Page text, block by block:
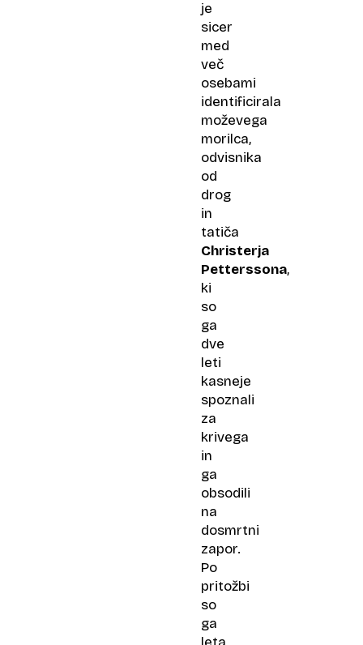
je
sicer
med
več
osebami
identificirala
moževega
morilca,
odvisnika
od
drog
in
tatiča
Christerja
Petterssona,
ki
so
ga
dve
leti
kasneje
spoznali
za
krivega
in
ga
obsodili
na
dosmrtni
zapor.
Po
pritožbi
so
ga